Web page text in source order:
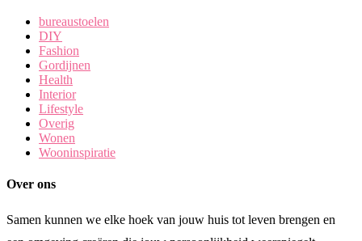
bureaustoelen
DIY
Fashion
Gordijnen
Health
Interior
Lifestyle
Overig
Wonen
Wooninspiratie
Over ons
Samen kunnen we elke hoek van jouw huis tot leven brengen en